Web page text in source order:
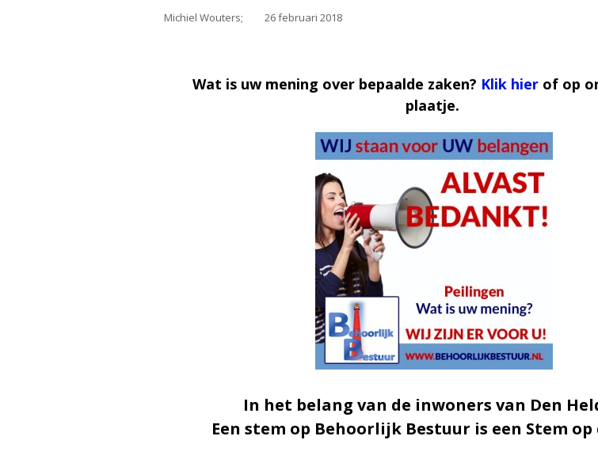
Michiel Wouters; 26 februari 2018
Wat is uw mening over bepaalde zaken? Klik hier of op
plaatje.
In het belang van de inwoners van Den
Een stem op Behoorlijk Bestuur is een Stem op